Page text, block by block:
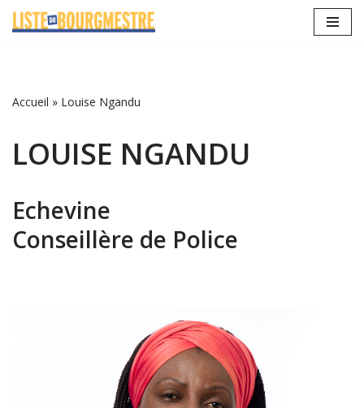
Accueil » Louise Ngandu
LOUISE NGANDU
Echevine
Conseillère de Police